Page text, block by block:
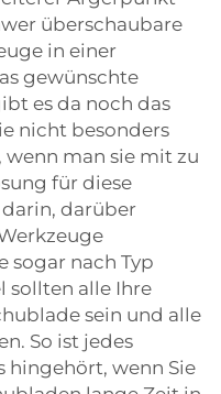
überschaubare
in einer
gewünschte
es da noch das
nicht besonders
man sie mit zu
für diese
darüber
sogar nach Typ
sollten alle Ihre
sein und alle
So ist jedes
hingehört, wenn Sie